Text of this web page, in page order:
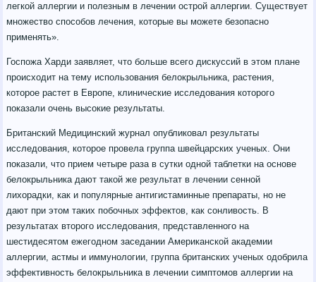
легкой аллергии и полезным в лечении острой аллергии. Существует
множество способов лечения, которые вы можете безопасно
применять».
Госпожа Харди заявляет, что больше всего дискуссий в этом плане
происходит на тему использования белокрыльника, растения,
которое растет в Европе, клинические исследования которого
показали очень высокие результаты.
Британский Медицинский журнал опубликовал результаты
исследования, которое провела группа швейцарских ученых. Они
показали, что прием четыре раза в сутки одной таблетки на основе
белокрыльника дают такой же результат в лечении сенной
лихорадки, как и популярные антигистаминные препараты, но не
дают при этом таких побочных эффектов, как сонливость. В
результатах второго исследования, представленного на
шестидесятом ежегодном заседании Американской академии
аллергии, астмы и иммунологии, группа британских ученых одобрила
эффективность белокрыльника в лечении симптомов аллергии на